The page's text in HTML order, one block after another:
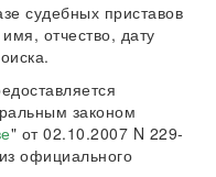
судебных приставов
отчество, дату
законом
" от 02.10.2007 N 229-
официального